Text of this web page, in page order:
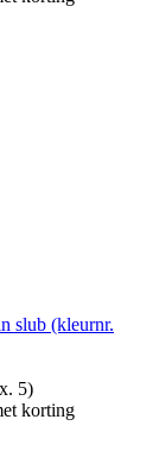
slub (kleurnr.
5)
korting